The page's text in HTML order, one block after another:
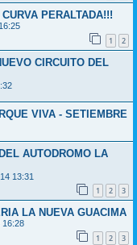
PERALTADA!!!
1 2
CIRCUITO DEL
VIVA - SETIEMBRE
AUTODROMO LA
13:31
1 2 3
LA NUEVA GUACIMA
16:28
1 2 3